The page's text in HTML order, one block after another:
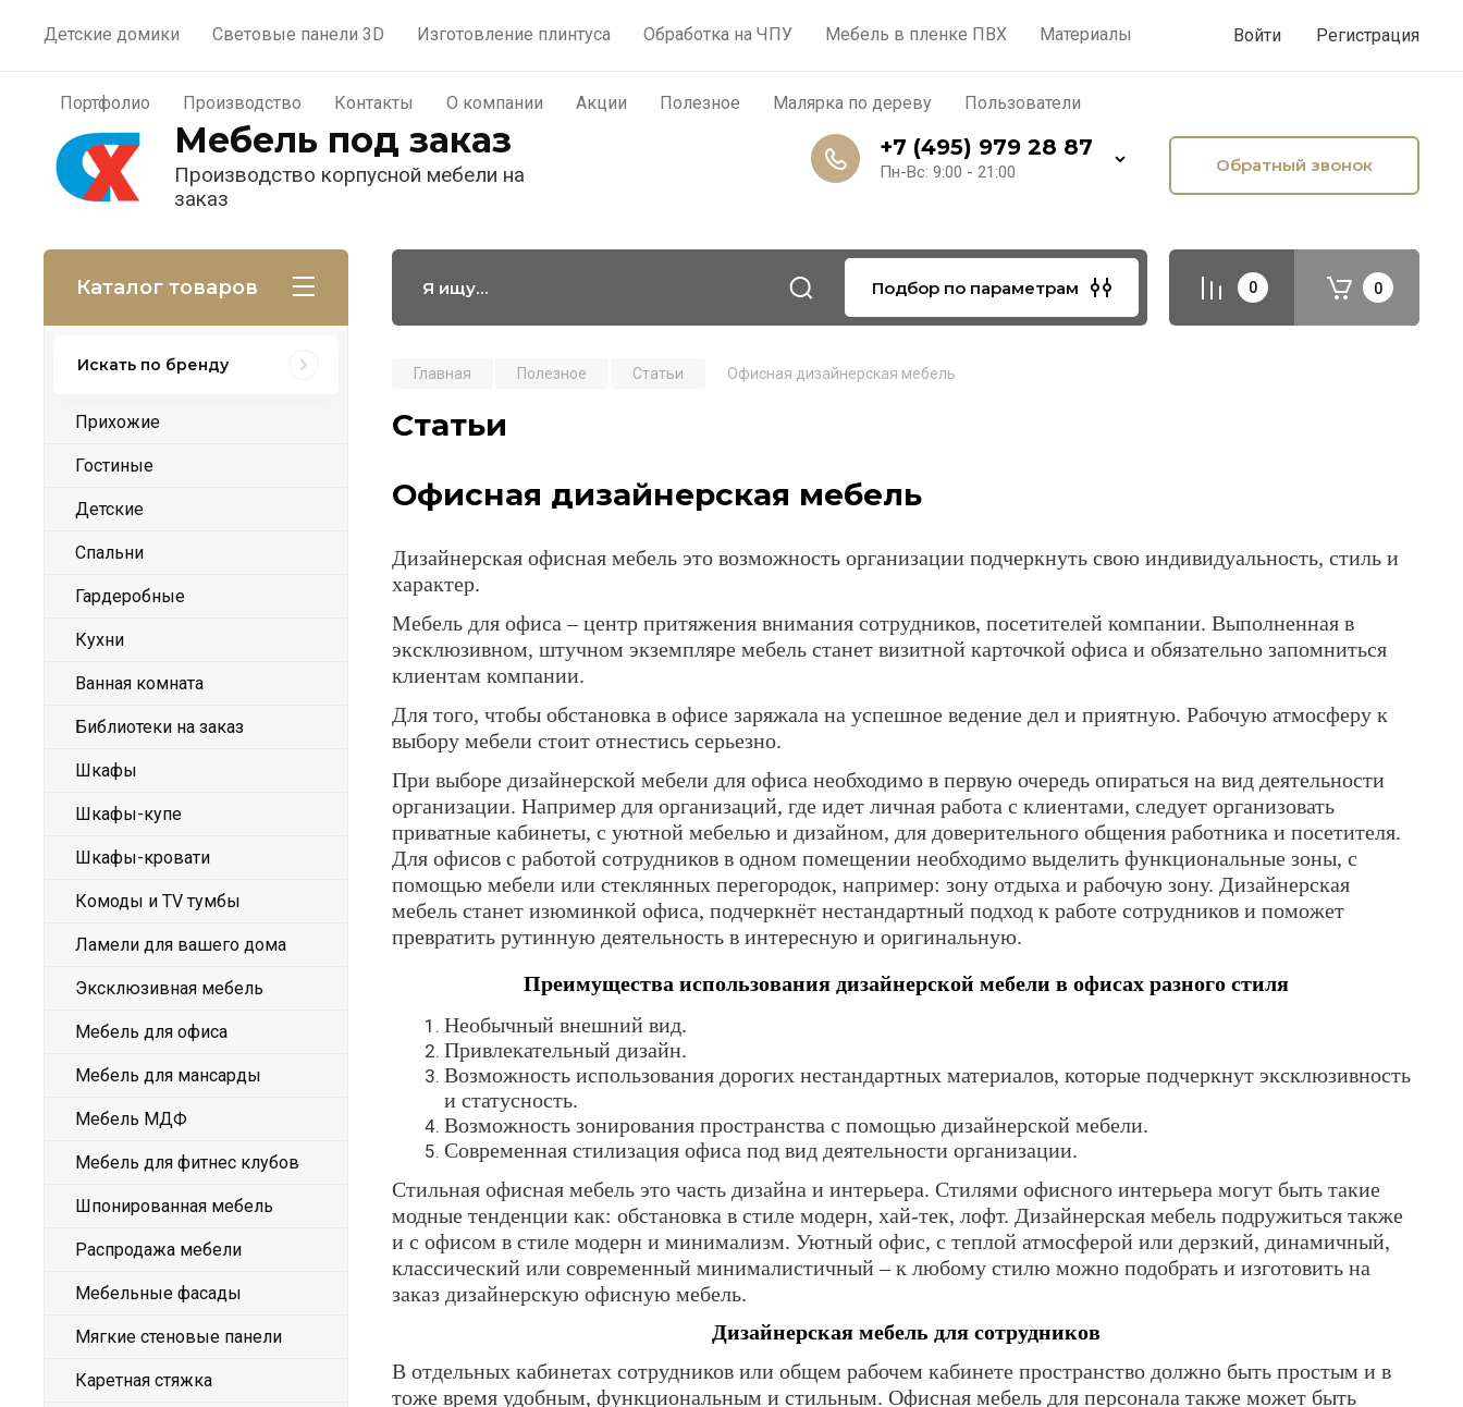
Детские домики Световые панели 3D Изготовление плинтуса Обработка на ЧПУ Мебель в пленке ПВХ Материалы
Портфолио Производство Контакты О компании Акции Полезное Малярка по дереву Пользователи
Войти Регистрация
Мебель под заказ
Производство корпусной мебели на
заказ
+7 (495) 979 28 87
Пн-Вс: 9:00 - 21:00 Обратный звонок
Материалы Портфолио Производство Контакты О компании Акции Полезное Малярка по дереву
Пользователи
Каталог товаров Подбор по параметрам 0 0
Искать по бренду
Прихожие
Гостиные
Детские
Спальни
Гардеробные
Кухни
Ванная комната
Библиотеки на заказ
Шкафы
Шкафы-купе
Шкафы-кровати
Комоды и TV тумбы
Ламели для вашего дома
Эксклюзивная мебель
Мебель для офиса
Мебель для мансарды
Мебель МДФ
Мебель для фитнес клубов
Шпонированная мебель
Распродажа мебели
Мебельные фасады
Мягкие стеновые панели
Каретная стяжка
Главная Полезное Статьи Офисная дизайнерская мебель
Статьи
Офисная дизайнерская мебель
Дизайнерская офисная мебель это возможность организации подчеркнуть свою индивидуальность, стиль и
характер.
Мебель для офиса – центр притяжения внимания сотрудников, посетителей компании. Выполненная в
эксклюзивном, штучном экземпляре мебель станет визитной карточкой офиса и обязательно запомниться
клиентам компании.
Для того, чтобы обстановка в офисе заряжала на успешное ведение дел и приятную. Рабочую атмосферу к
выбору мебели стоит отнестись серьезно.
При выборе дизайнерской мебели для офиса необходимо в первую очередь опираться на вид деятельности
организации. Например для организаций, где идет личная работа с клиентами, следует организовать
приватные кабинеты, с уютной мебелью и дизайном, для доверительного общения работника и посетителя.
Для офисов с работой сотрудников в одном помещении необходимо выделить функциональные зоны, с
помощью мебели или стеклянных перегородок, например: зону отдыха и рабочую зону. Дизайнерская
мебель станет изюминкой офиса, подчеркнёт нестандартный подход к работе сотрудников и поможет
превратить рутинную деятельность в интересную и оригинальную.
Преимущества использования дизайнерской мебели в офисах разного стиля
Необычный внешний вид.
Привлекательный дизайн.
Возможность использования дорогих нестандартных материалов, которые подчеркнут эксклюзивность
и статусность.
Возможность зонирования пространства с помощью дизайнерской мебели.
Современная стилизация офиса под вид деятельности организации.
Стильная офисная мебель это часть дизайна и интерьера. Стилями офисного интерьера могут быть такие
модные тенденции как: обстановка в стиле модерн, хай-тек, лофт. Дизайнерская мебель подружиться также
и с офисом в стиле модерн и минимализм. Уютный офис, с теплой атмосферой или дерзкий, динамичный,
классический или современный минималистичный – к любому стилю можно подобрать и изготовить на
заказ дизайнерскую офисную мебель.
Дизайнерская мебель для сотрудников
В отдельных кабинетах сотрудников или общем рабочем кабинете пространство должно быть простым и в
тоже время удобным, функциональным и стильным. Офисная мебель для персонала также может быть